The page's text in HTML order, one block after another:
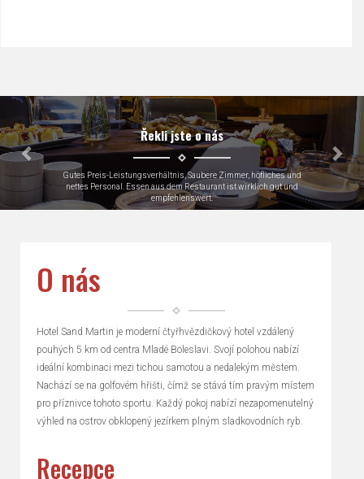
Řekli jste o nás
Very close to Skoda factory which was why we were there, loads of
parking
Keith, Great Britain
Předchozí
O nás
Hotel Sand Martin je moderní čtyřhvězdičkový hotel vzdálený
pouhých 5 km od centra Mladé Boleslavi. Svojí polohou nabízí
ideální kombinaci mezi tichou samotou a nedalekým městem.
Nachází se na golfovém hřišti, čímž se stává tím pravým místem
pro příznivce tohoto sportu. Každý pokoj nabízí nezapomenutelný
výhled na ostrov obklopený jezírkem plným sladkovodních ryb.
Recepce